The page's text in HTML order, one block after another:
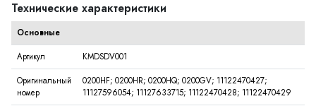
Технические характеристики
Основные
Артикул KMDSDV001
Оригинальный
номер
0200HF; 0200HR; 0200HQ; 0200GV; 11122470427;
11127596054; 11127633715; 11122470428; 11122470429